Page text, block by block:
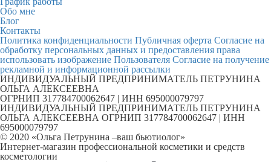
Обо мне
Блог
Контакты
Политика конфиденциальности Публичная оферта Согласие на
обработку персональных данных и предоставления права
использовать изображение Пользователя Согласие на получение
рекламной и информационной рассылки
ИНДИВИДУАЛЬНЫЙ ПРЕДПРИНИМАТЕЛЬ ПЕТРУНИНА
ОЛЬГА АЛЕКСЕЕВНА
ОГРНИП 317784700062647 | ИНН 695000079797
ИНДИВИДУАЛЬНЫЙ ПРЕДПРИНИМАТЕЛЬ ПЕТРУНИНА
ОЛЬГА АЛЕКСЕЕВНА ОГРНИП 317784700062647 | ИНН
695000079797
© 2020 «Ольга Петрунина –ваш бьютиолог»
Интернет-магазин профессиональной косметики и средств
косметологии